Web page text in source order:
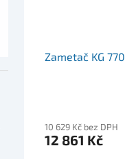
Zametač KG 770
10 629 Kč bez DPH
12 861 Kč